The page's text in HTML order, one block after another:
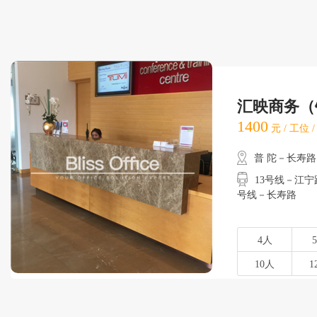
汇映商务
1400 元 / 工位
普 陀－长寿路
13号线－江宁路
号线－长寿路
4人
10人